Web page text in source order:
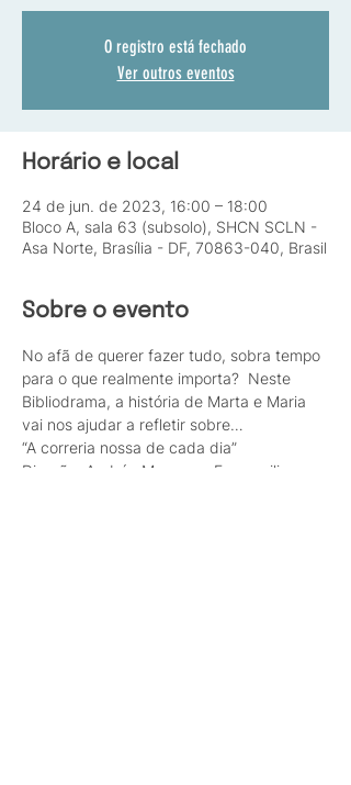
O registro está fechado
Ver outros eventos
Horário e local
24 de jun. de 2023, 16:00 – 18:00
Bloco A, sala 63 (subsolo), SHCN SCLN -
Asa Norte, Brasília - DF, 70863-040, Brasil
Sobre o evento
No afã de querer fazer tudo, sobra tempo
para o que realmente importa?  Neste
Bibliodrama, a história de Marta e Maria
vai nos ajudar a refletir sobre…
“A correria nossa de cada dia”
Direção: Andréa Menezes. Ego auxiliar: